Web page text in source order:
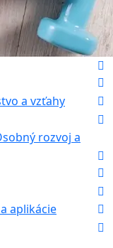
a vzťahy
rozvoj a
aplikácie